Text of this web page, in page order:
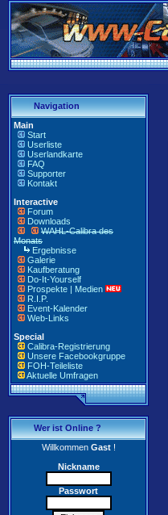
Navigation
Main
Start
Userliste
Userlandkarte
FAQ
Supporter
Kontakt
Interactive
Forum
Downloads
WAHL-Calibra des
Monats
Ergebnisse
Galerie
Kaufberatung
Do-It-Yourself
Prospekte | Medien
R.I.P.
Event-Kalender
Web-Links
Special
Calibra-Registrierung
Unsere Facebookgruppe
FOH-Teileliste
Aktuelle Umfragen
Wer ist Online ?
WillkommenGast!
Nickname
Passwort